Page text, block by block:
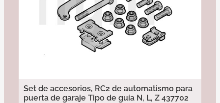
Set de accesorios, RC2 de automatismo para
puerta de garaje Tipo de guía N, L, Z 437702